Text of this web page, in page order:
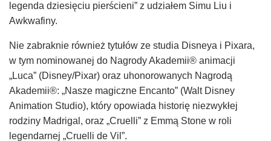
legenda dziesięciu pierścieni” z udziałem Simu Liu i
Awkwafiny.
Nie zabraknie również tytułów ze studia Disneya i Pixara,
w tym nominowanej do Nagrody Akademii® animacji
„Luca” (Disney/Pixar) oraz uhonorowanych Nagrodą
Akademii®: „Nasze magiczne Encanto” (Walt Disney
Animation Studio), który opowiada historię niezwykłej
rodziny Madrigal, oraz „Cruelli” z Emmą Stone w roli
legendarnej „Cruelli de Vil”.